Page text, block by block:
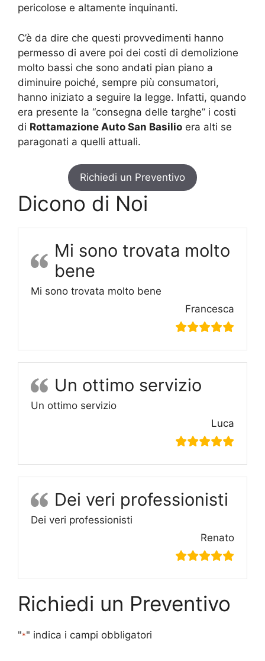
pericolose e altamente inquinanti.
C’è da dire che questi provvedimenti hanno
permesso di avere poi dei costi di demolizione
molto bassi che sono andati pian piano a
diminuire poiché, sempre più consumatori,
hanno iniziato a seguire la legge. Infatti, quando
era presente la “consegna delle targhe” i costi
di Rottamazione Auto San Basilio era alti se
paragonati a quelli attuali.
Richiedi un Preventivo
Dicono di Noi
Mi sono trovata molto
bene
Mi sono trovata molto bene
Francesca
Un ottimo servizio
Un ottimo servizio
Luca
Dei veri professionisti
Dei veri professionisti
Renato
Richiedi un Preventivo
"*" indica i campi obbligatori